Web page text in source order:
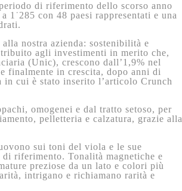
di riferimento dello scorso anno
con 48 paesi rappresentati e una
nostra azienda: sostenibilità e
agli investimenti in merito che,
(Unic), crescono dall’1,9% nel
finalmente in crescita, dopo anni di
cui è stato inserito l’articolo Crunch
omogenei e dal tratto setoso, per
pelletteria e calzatura, grazie alla
sui toni del viola e le sue
riferimento. Tonalità magnetiche e
preziose da un lato e colori più
intrigano e richiamano rarità e